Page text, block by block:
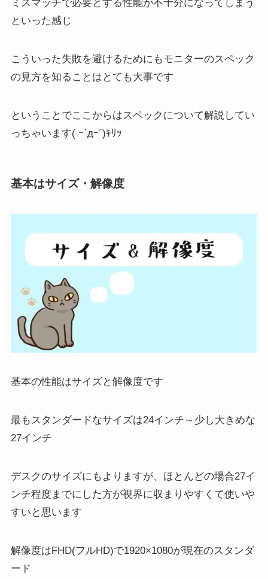
ミスマッチで必要とする性能が不十分になってしまう
といった感じ
こういった失敗を避けるためにもモニターのスペック
の見方を知ることはとても大事です
ということでここからはスペックについて解説してい
っちゃいます( ｰ`дｰ´)ｷﾘｯ
基本はサイズ・解像度
基本の性能はサイズと解像度です
最もスタンダードなサイズは24インチ ～少し大きめな
27インチ
デスクのサイズにもよりますが、ほとんどの場合27イ
ンチ程度までにした方が視界に収まりやすくて使いや
すいと思います
解像度は FHD(フルHD)で1920×1080が現在のスタンダ
ード